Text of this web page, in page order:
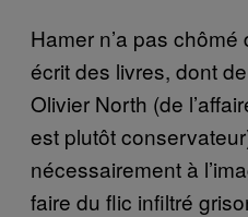
Hamer n’a pas
écrit des livres, dont
Olivier North (de
est plutôt
nécessairement à
faire du flic infiltré